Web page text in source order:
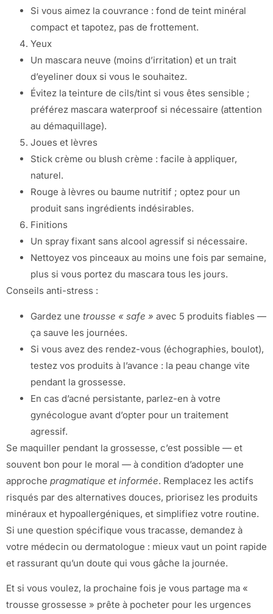
Si vous aimez la couvrance : fond de teint minéral
compact et tapotez, pas de frottement.
Yeux
Un mascara neuve (moins d’irritation) et un trait
d’eyeliner doux si vous le souhaitez.
Évitez la teinture de cils/tint si vous êtes sensible ;
préférez mascara waterproof si nécessaire (attention
au démaquillage).
Joues et lèvres
Stick crème ou blush crème : facile à appliquer,
naturel.
Rouge à lèvres ou baume nutritif ; optez pour un
produit sans ingrédients indésirables.
Finitions
Un spray fixant sans alcool agressif si nécessaire.
Nettoyez vos pinceaux au moins une fois par semaine,
plus si vous portez du mascara tous les jours.
Conseils anti-stress :
Gardez une trousse « safe » avec 5 produits fiables —
ça sauve les journées.
Si vous avez des rendez-vous (échographies, boulot),
testez vos produits à l’avance : la peau change vite
pendant la grossesse.
En cas d’acné persistante, parlez-en à votre
gynécologue avant d’opter pour un traitement
agressif.
Se maquiller pendant la grossesse, c’est possible — et
souvent bon pour le moral — à condition d’adopter une
approche pragmatique et informée. Remplacez les actifs
risqués par des alternatives douces, priorisez les produits
minéraux et hypoallergéniques, et simplifiez votre routine.
Si une question spécifique vous tracasse, demandez à
votre médecin ou dermatologue : mieux vaut un point rapide
et rassurant qu’un doute qui vous gâche la journée.
Et si vous voulez, la prochaine fois je vous partage ma «
trousse grossesse » prête à pocheter pour les urgences